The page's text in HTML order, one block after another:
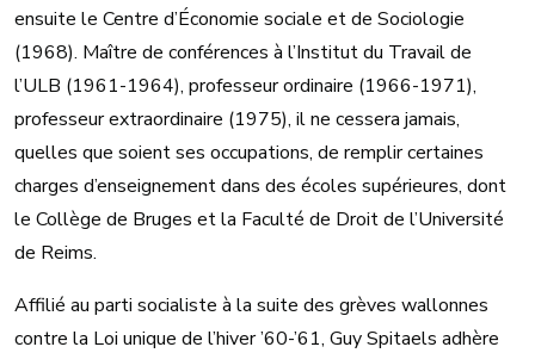
ensuite le Centre d’Économie sociale et de Sociologie
(1968). Maître de conférences à l’Institut du Travail de
l’ULB (1961-1964), professeur ordinaire (1966-1971),
professeur extraordinaire (1975), il ne cessera jamais,
quelles que soient ses occupations, de remplir certaines
charges d’enseignement dans des écoles supérieures, dont
le Collège de Bruges et la Faculté de Droit de l’Université
de Reims.
Affilié au parti socialiste à la suite des grèves wallonnes
contre la Loi unique de l’hiver ’60-’61, Guy Spitaels adhère